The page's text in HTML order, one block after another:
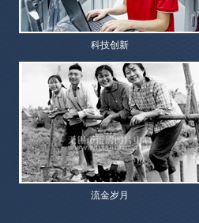
科技创新
流金岁月